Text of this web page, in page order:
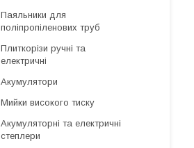
Паяльники для
поліпропіленових труб
Плиткорізи ручні та
електричні
Акумулятори
Мийки високого тиску
Акумуляторні та електричні
степлери